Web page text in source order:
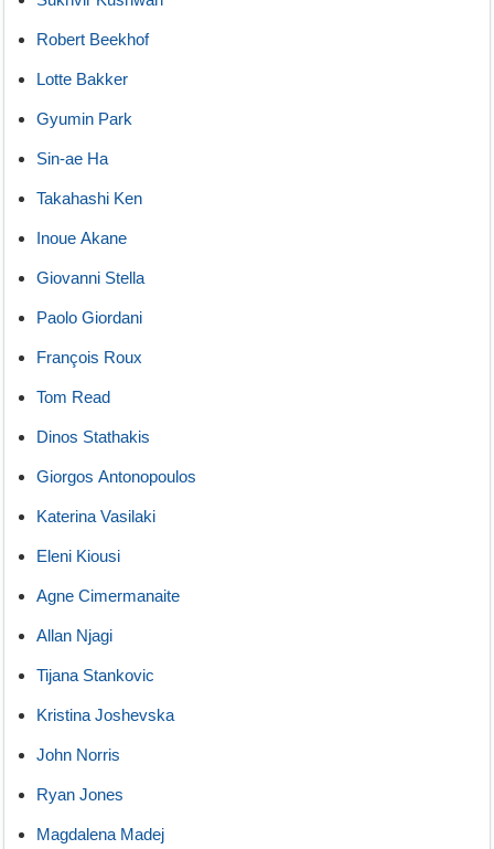
Robert Beekhof
Lotte Bakker
Gyumin Park
Sin-ae Ha
Takahashi Ken
Inoue Akane
Giovanni Stella
Paolo Giordani
François Roux
Tom Read
Dinos Stathakis
Giorgos Antonopoulos
Katerina Vasilaki
Eleni Kiousi
Agne Cimermanaite
Allan Njagi
Tijana Stankovic
Kristina Joshevska
John Norris
Ryan Jones
Magdalena Madej